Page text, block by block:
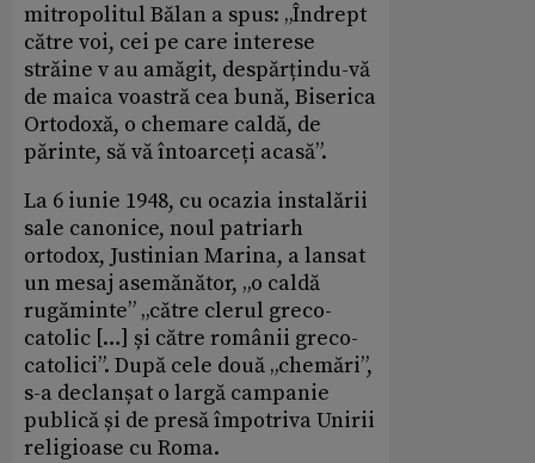
mitropolitul Bălan a spus: „Îndrept
către voi, cei pe care interese
străine v au amăgit, despărțindu-vă
de maica voastră cea bună, Biserica
Ortodoxă, o chemare caldă, de
părinte, să vă întoarceți acasă”.
La 6 iunie 1948, cu ocazia instalării
sale canonice, noul patriarh
ortodox, Justinian Marina, a lansat
un mesaj asemănător, „o caldă
rugăminte” „către clerul greco-
catolic […] și către românii greco-
catolici”. După cele două „chemări”,
s-a declanșat o largă campanie
publică și de presă împotriva Unirii
religioase cu Roma.